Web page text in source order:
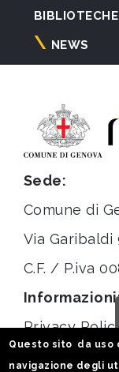
BIBLIOTECHE
NEWS
Sede:
Comune di
Via Garibaldi
C.F. / P.iva
Privacy
Questo sito da uso
navigazione degli